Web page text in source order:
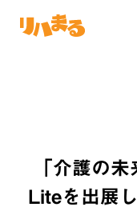
「介護の
Liteを出展